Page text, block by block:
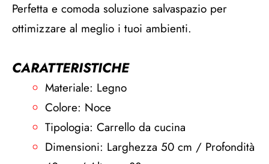
Perfetta e comoda soluzione salvaspazio per
ottimizzare al meglio i tuoi ambienti.
CARATTERISTICHE
Materiale: Legno
Colore: Noce
Tipologia: Carrello da cucina
Dimensioni: Larghezza 50 cm / Profondità